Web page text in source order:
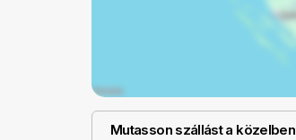
Mutasson szállást a közelben